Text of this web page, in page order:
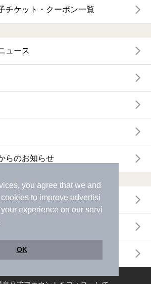
you agree that we and
to improve advertisi
experience on our servi
OK
チケット・クーポン一覧
ュース
らのお知らせ
ング
ング